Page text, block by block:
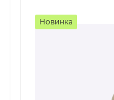
Новинка